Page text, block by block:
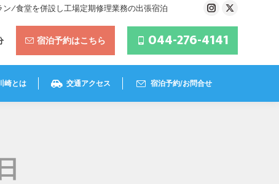
/食堂を併設し工場定期修理業務の出張宿泊
Instagram
opens
in
new
X
in
宿泊予約はこちら 044-276-4141
崎とは 交通アクセス 宿泊予約/お問合せ